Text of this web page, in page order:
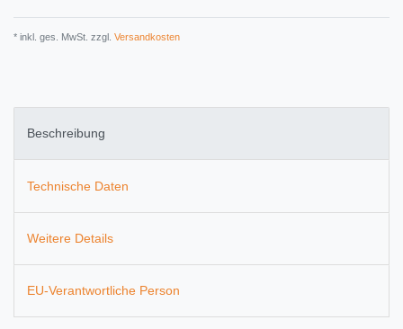
* inkl. ges. MwSt. zzgl. Versandkosten
Beschreibung
Technische Daten
Weitere Details
EU-Verantwortliche Person